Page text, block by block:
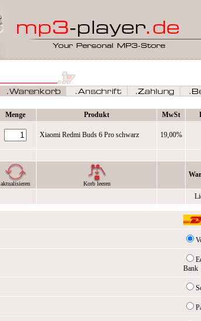
Menge Produkt MwSt
Xiaomi Redmi Buds 6 Pro schwarz 19,00%
aktualisieren Korb leeren
Bank